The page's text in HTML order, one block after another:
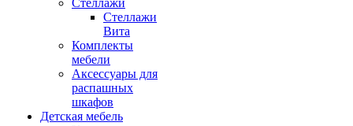
Стеллажи
Стеллажи
Вита
Комплекты
мебели
Аксессуары для
распашных
шкафов
Детская мебель